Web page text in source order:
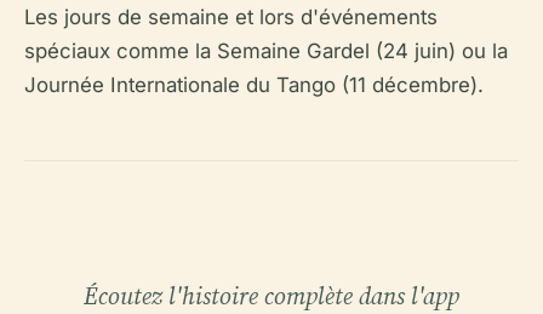
Les jours de semaine et lors d'événements
spéciaux comme la Semaine Gardel (24 juin) ou la
Journée Internationale du Tango (11 décembre).
Écoutez l'histoire complète dans l'app